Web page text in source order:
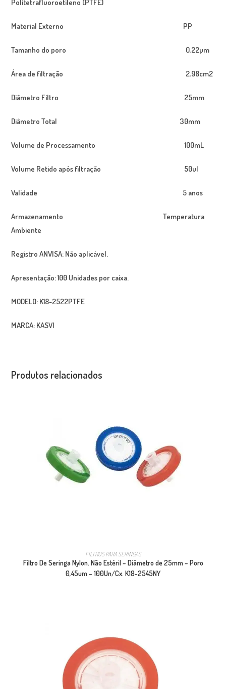
Politetrafluoroetileno (PTFE)
Material Externo PP
Tamanho do poro 0,22µm
Área de filtração 2,98cm2
Diâmetro Filtro 25mm
Diâmetro Total 30mm
Volume de Processamento 100mL
Volume Retido após filtração 50ul
Validade 5 anos
Armazenamento Temperatura
Ambiente
Registro ANVISA: Não aplicável.
Apresentação:100 Unidades por caixa.
MODELO: K18-2522PTFE
MARCA: KASVI
Produtos relacionados
FILTROS PARA SERINGAS
Filtro De Seringa Nylon. Não Estéril – Diâmetro de 25mm – Poro
0,45um – 100Un/Cx. K18-2545NY